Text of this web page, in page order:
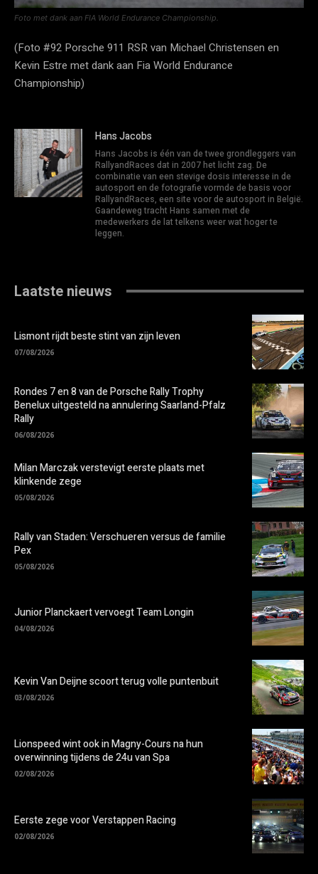
Foto met dank aan FIA World Endurance Championship.
(Foto #92 Porsche 911 RSR van Michael Christensen en
Kevin Estre met dank aan Fia World Endurance
Championship)
Hans Jacobs
Hans Jacobs is één van de twee grondleggers van
RallyandRaces dat in 2007 het licht zag. De
combinatie van een stevige dosis interesse in de
autosport en de fotografie vormde de basis voor
RallyandRaces, een site voor de autosport in België.
Gaandeweg tracht Hans samen met de
medewerkers de lat telkens weer wat hoger te
leggen.
Laatste nieuws
Lismont rijdt beste stint van zijn leven
07/08/2026
Rondes 7 en 8 van de Porsche Rally Trophy
Benelux uitgesteld na annulering Saarland-Pfalz
Rally
06/08/2026
Milan Marczak verstevigt eerste plaats met
klinkende zege
05/08/2026
Rally van Staden: Verschueren versus de familie
Pex
05/08/2026
Junior Planckaert vervoegt Team Longin
04/08/2026
Kevin Van Deijne scoort terug volle puntenbuit
03/08/2026
Lionspeed wint ook in Magny-Cours na hun
overwinning tijdens de 24u van Spa
02/08/2026
Eerste zege voor Verstappen Racing
02/08/2026